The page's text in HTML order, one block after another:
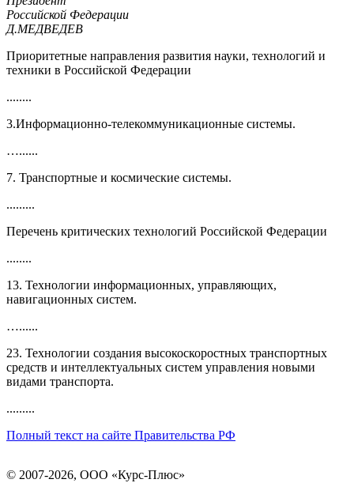
Российской Федерации
Д.МЕДВЕДЕВ
Приоритетные направления развития науки, технологий и
техники в Российской Федерации
........
3.Информационно-телекоммуникационные системы.
…......
7. Транспортные и космические системы.
.........
Перечень критических технологий Российской Федерации
........
13. Технологии информационных, управляющих,
навигационных систем.
…......
23. Технологии создания высокоскоростных транспортных
средств и интеллектуальных систем управления новыми
видами транспорта.
.........
Полный текст на сайте Правительства РФ
© 2007-2026, ООО «Курс-Плюс»